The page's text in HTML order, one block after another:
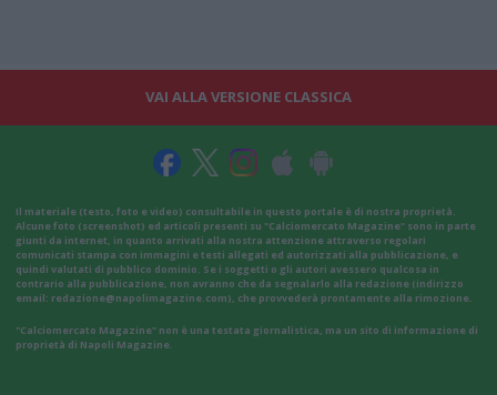
VAI ALLA VERSIONE CLASSICA
Il materiale (testo, foto e video) consultabile in questo portale è di nostra proprietà.
Alcune foto (screenshot) ed articoli presenti su "Calciomercato Magazine" sono in parte
giunti da internet, in quanto arrivati alla nostra attenzione attraverso regolari
comunicati stampa con immagini e testi allegati ed autorizzati alla pubblicazione, e
quindi valutati di pubblico dominio. Se i soggetti o gli autori avessero qualcosa in
contrario alla pubblicazione, non avranno che da segnalarlo alla redazione (indirizzo
email: redazione@napolimagazine.com), che provvederà prontamente alla rimozione.
"Calciomercato Magazine" non è una testata giornalistica, ma un sito di informazione di
proprietà di Napoli Magazine.